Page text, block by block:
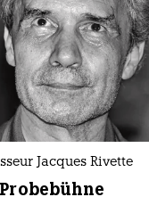
Jacques Rivette